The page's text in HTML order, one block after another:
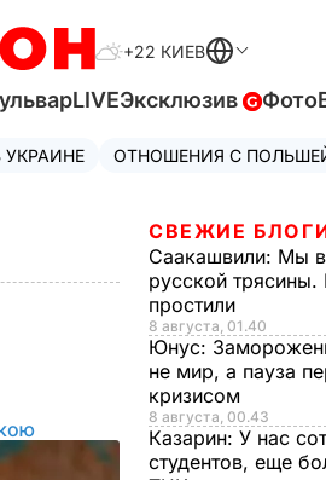
+22 КИЕВ
LIVEЭксклюзив Фото
ОТНОШЕНИЯ С
СВЕЖИЕ
Саакашвили: Мы
русской
простили
8 августа, 01.40
Юнус:
не мир, а пауза
кризисом
8 августа, 00.43
Казарин: У нас
студентов, еще